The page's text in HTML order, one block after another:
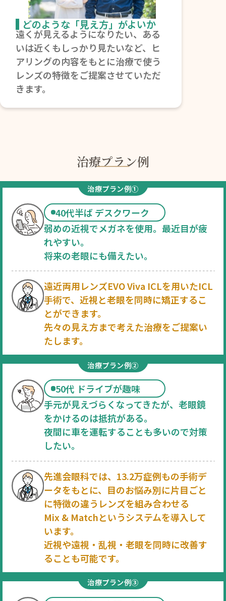
どのような「見え方」がよいか
遠くが見えるようになりたい、ある
いは近くもしっかり見たいなど、ヒ
アリングの内容をもとに治療で使う
レンズの特徴をご提案させていただ
きます。
治療プラン例
治療プラン例①
40代半ば デスクワーク
弱めの近視でメガネを使用。最近目が疲
れやすい。
将来の老眼にも備えたい。
遠近両用レンズEVO Viva ICLを用いたICL
手術で、近視と老眼を同時に矯正するこ
とができます。
先々の見え方まで考えた治療をご提案い
たします。
治療プラン例②
50代 ドライブが趣味
手元が見えづらくなってきたが、老眼鏡
をかけるのは抵抗がある。
夜間に車を運転することも多いので対策
したい。
先進会眼科では、13.2万症例もの手術デ
ータをもとに、 目のお悩み別に片目ごと
に特徴の違うレンズを組み合わせる
Mix & Matchというシステムを導入して
います。
近視や遠視・乱視・老眼を同時に改善す
ることも可能です。
治療プラン例③